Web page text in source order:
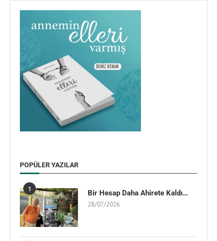
POPÜLER YAZILAR
1 Bir Hesap Daha Ahirete Kaldı…
28/07/2026